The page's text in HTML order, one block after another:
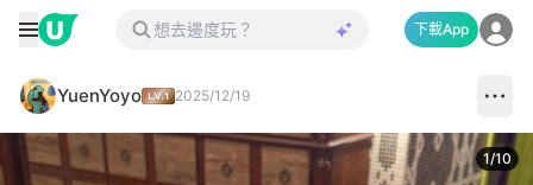
下載App
YuenYoyo 2025/12/19
1/10